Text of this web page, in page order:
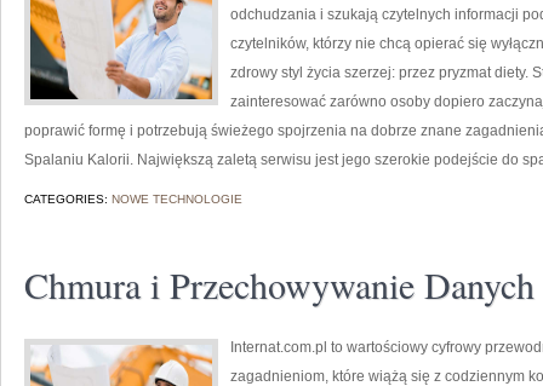
odchudzania i szukają czytelnych informacji
czytelników, którzy nie chcą opierać się
zdrowy styl życia szerzej: przez pryzmat diety.
zainteresować zarówno osoby dopiero
poprawić formę i potrzebują świeżego spojrzenia na dobrze znane
Spalaniu Kalorii. Największą zaletą serwisu jest jego szerokie podejście do
CATEGORIES: NOWE TECHNOLOGIE
Chmura i Przechowywanie Danych
Internat.com.pl to wartościowy cyfrowy
zagadnieniom, które wiążą się z codziennym